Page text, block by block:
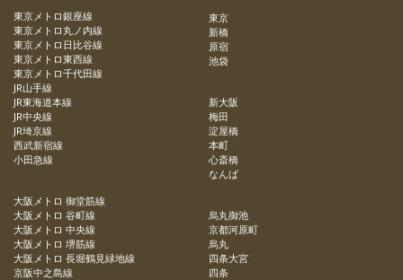
東京メトロ銀座線
東京メトロ丸ノ内線
東京メトロ日比谷線
東京メトロ東西線
東京メトロ千代田線
JR山手線
JR東海道本線
JR中央線
JR埼京線
西武新宿線
小田急線
大阪メトロ 御堂筋線
大阪メトロ 谷町線
大阪メトロ 中央線
大阪メトロ 堺筋線
大阪メトロ 長堀鶴見緑地線
京阪中之島線
東京
新橋
原宿
池袋
新大阪
梅田
淀屋橋
本町
心斎橋
なんば
烏丸御池
京都河原町
烏丸
四条大宮
四条